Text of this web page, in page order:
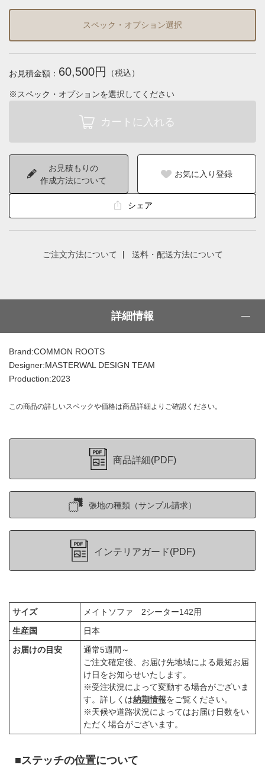
スペック・オプション選択
お見積金額： 60,500円 （税込）
※スペック・オプションを選択してください
お見積もりの
作成方法について
お気に入り登録
シェア
ご注文方法について 送料・配送方法について
詳細情報
Brand:COMMON ROOTS
Designer:MASTERWAL DESIGN TEAM
Production:2023
この商品の詳しいスペックや価格は商品詳細よりご確認ください。
商品詳細(PDF)
張地の種類（サンプル請求）
インテリアガード(PDF)
サイズ
メイトソファ 2シーター142用
生産国
日本
お届けの目安
通常5週間～
ご注文確定後、お届け先地域による最短お届
け日をお知らせいたします。
※受注状況によって変動する場合がございま
す。詳しくは納期情報をご覧ください。
※天候や道路状況によってはお届け日数をい
ただく場合がございます。
■ステッチの位置について